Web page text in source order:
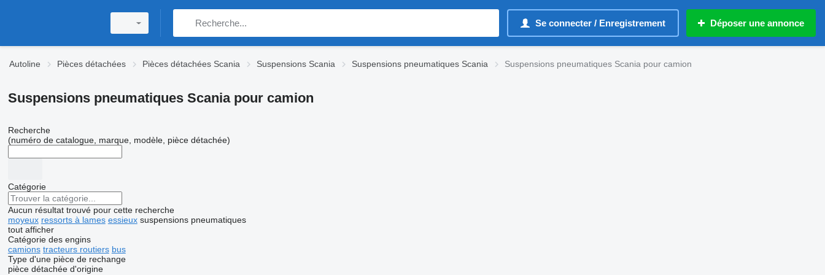
Se connecter / Enregistrement Déposer une annonce
Autoline Pièces détachées Pièces détachées Scania Suspensions Scania Suspensions pneumatiques Scania Suspensions pneumatiques Scania pour camion
Suspensions pneumatiques Scania pour camion
Recherche
(numéro de catalogue, marque, modèle, pièce détachée)
Catégorie
Aucun résultat trouvé pour cette recherche
moyeux ressorts à lames essieux suspensions pneumatiques
tout afficher
Catégorie des engins
camions tracteurs routiers bus
Type d'une pièce de rechange
pièce détachée d'origine